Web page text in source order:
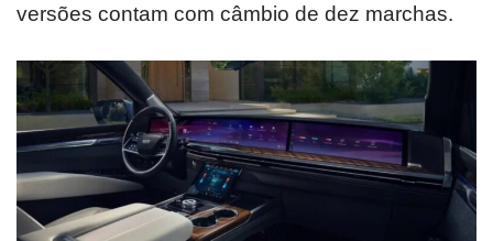
versões contam com câmbio de dez marchas.